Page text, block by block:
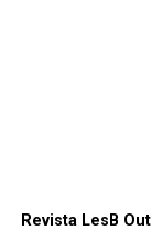
Revista LesB